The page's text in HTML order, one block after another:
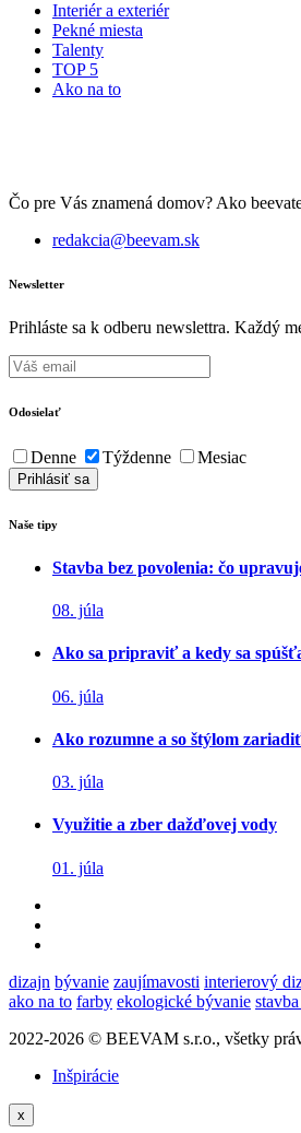
Interiér a exteriér
Pekné miesta
Talenty
TOP 5
Ako na to
Čo pre Vás znamená domov? Ako
redakcia@beevam.sk
Newsletter
Prihláste sa k odberu newslettra. Každý
Odosielať
Denne Týždenne Mesiac
Naše tipy
Stavba bez povolenia: čo
08. júla
Ako sa pripraviť a kedy sa
06. júla
Ako rozumne a so štýlom
03. júla
Využitie a zber dažďovej vody
01. júla
dizajn bývanie zaujímavosti interierový
ako na to farby ekologické bývanie
2022-2026 © BEEVAM s.r.o., všetky
Inšpirácie
x